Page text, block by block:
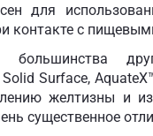
для
контакте с
Surface,
желтизны и
существенное